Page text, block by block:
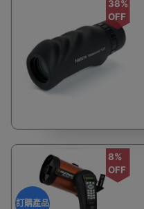
38%
OFF
訂購產品
8%
OFF